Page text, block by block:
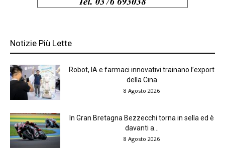
Notizie Più Lette
Robot, IA e farmaci innovativi trainano l’export
della Cina
8 Agosto 2026
In Gran Bretagna Bezzecchi torna in sella ed è
davanti a...
8 Agosto 2026